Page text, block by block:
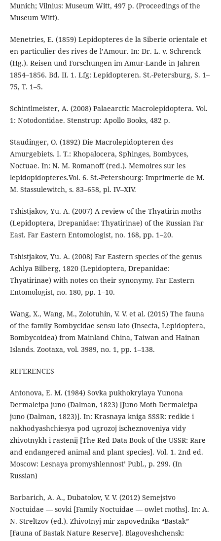
Munich; Vilnius: Museum Witt, 497 p. (Proceedings of the
Museum Witt).
Menetries, E. (1859) Lepidopteres de la Siberie orientale et
en particulier des rives de l’Amour. In: Dr. L. v. Schrenck
(Hg.). Reisen und Forschungen im Amur-Lande in Jahren
1854–1856. Bd. II. 1. Lfg: Lepidopteren. St.-Petersburg, S. 1–
75, T. 1–5.
Schintlmeister, A. (2008) Palaearctic Macrolepidoptera. Vol.
1: Notodontidae. Stenstrup: Apollo Books, 482 p.
Staudinger, O. (1892) Die Macrolepidopteren des
Amurgebiets. I. T.: Rhopalocera, Sphinges, Bombyces,
Noctuae. In: N. M. Romanoff (red.). Memoires sur les
lepidopidopteres.Vol. 6. St.-Petersbourg: Imprimerie de M.
M. Stassulewitch, s. 83–658, pl. IV–XIV.
Tshistjakov, Yu. A. (2007) A review of the Thyatirin-moths
(Lepidoptera, Drepanidae: Thyatirinae) of the Russian Far
East. Far Eastern Entomologist, no. 168, pp. 1–20.
Tshistjakov, Yu. A. (2008) Far Eastern species of the genus
Achlya Bilberg, 1820 (Lepidoptera, Drepanidae:
Thyatirinae) with notes on their synonymy. Far Eastern
Entomologist, no. 180, pp. 1–10.
Wang, X., Wang, M., Zolotuhin, V. V. et al. (2015) The fauna
of the family Bombycidae sensu lato (Insecta, Lepidoptera,
Bombycoidea) from Mainland China, Taiwan and Hainan
Islands. Zootaxa, vol. 3989, no. 1, pp. 1–138.
REFERENCES
Antonova, E. M. (1984) Sovka pukhokrylaya Yunona
Dermaleipa juno (Dalman, 1823) [Juno Moth Dermaleipa
juno (Dalman, 1823)]. In: Krasnaya kniga SSSR: redkie i
nakhodyashchiesya pod ugrozoj ischeznoveniya vidy
zhivotnykh i rastenij [The Red Data Book of the USSR: Rare
and endangered animal and plant species]. Vol. 1. 2nd ed.
Moscow: Lesnaya promyshlennost’ Publ., p. 299. (In
Russian)
Barbarich, A. A., Dubatolov, V. V. (2012) Semejstvo
Noctuidae — sovki [Family Noctuidae — owlet moths]. In: A.
N. Streltzov (ed.). Zhivotnyj mir zapovednika “Bastak”
[Fauna of Bastak Nature Reserve]. Blagoveshchensk: